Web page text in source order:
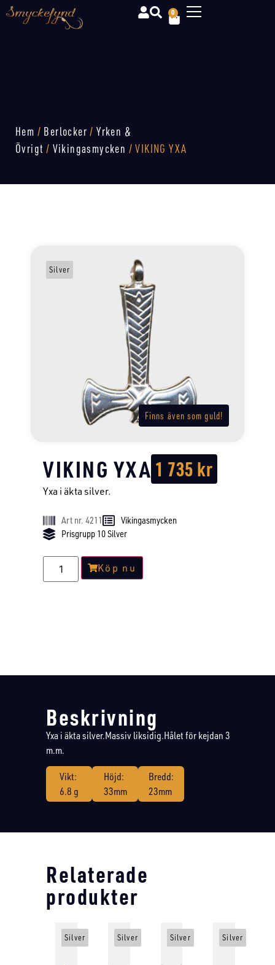
0
Hem / Berlocker /Yrken &
Övrigt / Vikingasmycken / VIKING YXA
Finns även som guld!
Silver
VIKING YXA 1 735kr
Yxa i äkta silver.
Art nr. 4211
Vikingasmycken
Prisgrupp 10 Silver
Köp nu
Beskrivning
Yxa i äkta silver.Massiv liksidig.Hålet för kejdan 3
m.m.
Vikt:
6.8 g
Höjd:
33mm
Bredd:
23mm
Relaterade
produkter
Silver Silver Silver Silver